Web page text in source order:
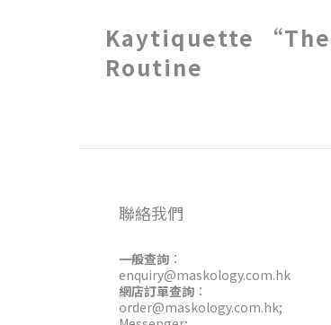
Kaytiquette “The
Routine
聯絡我們
一般查詢 ：
enquiry@maskology.com.hk
網店訂單查詢 ：
order@maskology.com.hk;